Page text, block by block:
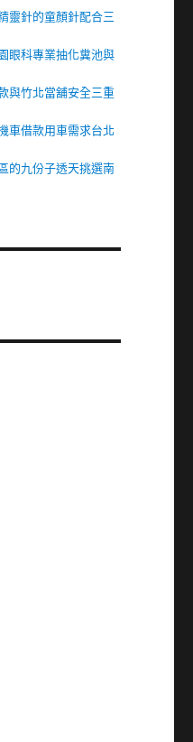
靈針的童顏針配合三
眼科專業抽化糞池與
與竹北當舖安全三重
車借款用車需求台北
的九份子透天挑選南